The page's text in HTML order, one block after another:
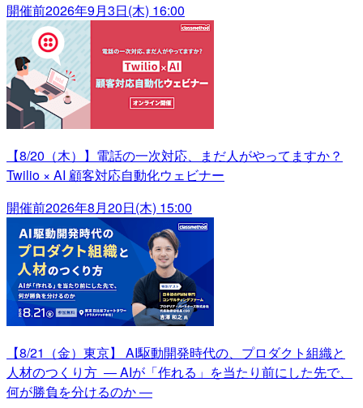
開催前2026年9月3日(木) 16:00
【8/20（木）】電話の一次対応、まだ人がやってますか？
Twilio × AI 顧客対応自動化ウェビナー
開催前2026年8月20日(木) 15:00
【8/21（金）東京】 AI駆動開発時代の、プロダクト組織と
人材のつくり方 ― AIが「作れる」を当たり前にした先で、
何が勝負を分けるのか ―